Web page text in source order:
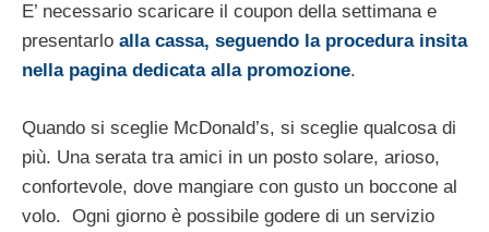
E’ necessario scaricare il coupon della settimana e
presentarlo alla cassa, seguendo la procedura insita
nella pagina dedicata alla promozione.
Quando si sceglie McDonald’s, si sceglie qualcosa di
più. Una serata tra amici in un posto solare, arioso,
confortevole, dove mangiare con gusto un boccone al
volo. Ogni giorno è possibile godere di un servizio